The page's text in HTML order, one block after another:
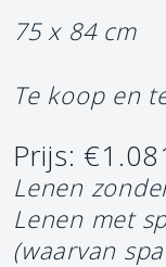
75 x 84 cm
Te koop en
Prijs:
Lenen
Lenen met
(waarvan